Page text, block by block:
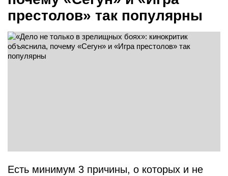
престолов» так популярны
Есть минимум 3 причины, о которых и не